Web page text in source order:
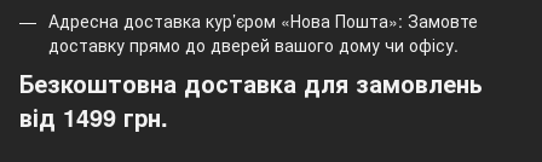
Адресна доставка кур’єром «Нова Пошта»: Замовте
доставку прямо до дверей вашого дому чи офісу.
Безкоштовна доставка для замовлень
від 1499 грн.